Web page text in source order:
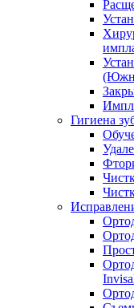
Гигиена